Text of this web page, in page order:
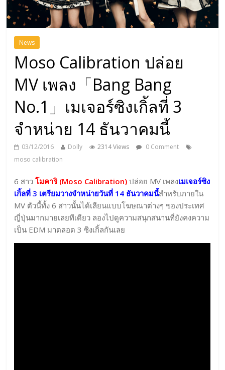
News
Moso Calibration ปล่อย
MV เพลง「Bang Bang
No.1」เมเจอร์ซิงเกิ้ลที่ 3
จำหน่าย 14 ธันวาคมนี้
03/12/2016 Dolly 2314 Views
0 Comment
moso calibration
6 สาว โมคาริ (Moso Calibration) ปล่อย MV เพลงเมเจอร์ซิง
เกิ้ลที่ 3 เตรียมวางจำหน่ายวันที่ 14 ธันวาคมนี้สำหรับภายใน
MV ตัวนี้ทั้ง 6 สาวนั้นได้เลียนแบบโฆษณาต่างๆ ของประเทศ
ญี่ปุ่นมากมายเลยทีเดียว ลองไปดูความสนุกสนานที่ยังคงความ
เป็น EDM มาตลอด 3 ซิงเกิ้ลกันเลย